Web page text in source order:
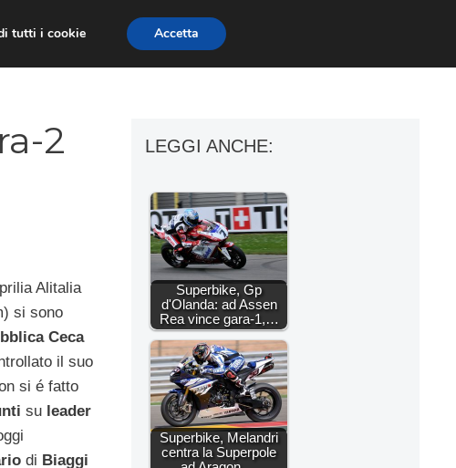
ACCESSORI MOTO MOTO GP
2
Alitalia
si sono
Ceca
il suo
si é fatto
su leader
di Biaggi
LEGGI ANCHE:
Superbike, Gp
d'Olanda: ad Assen
Rea vince gara-1,…
Superbike, Melandri
centra la Superpole
tutti i cookie
Accetta